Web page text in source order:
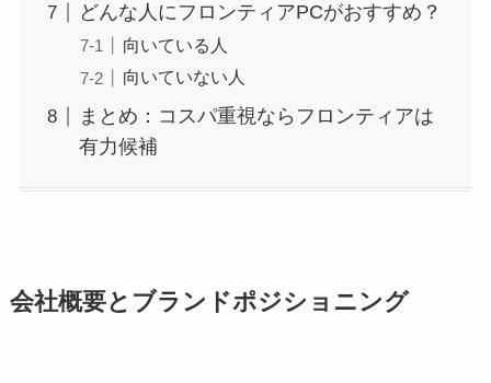
どんな人にフロンティアPCがおすすめ？
向いている人
向いていない人
まとめ：コスパ重視ならフロンティアは
有力候補
会社概要とブランドポジショニング